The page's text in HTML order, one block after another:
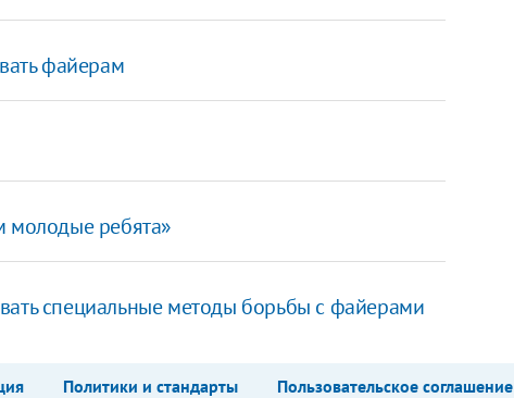
файерам
молодые ребята»
специальные методы борьбы с файерами
Политики и стандарты Пользовательское соглашение